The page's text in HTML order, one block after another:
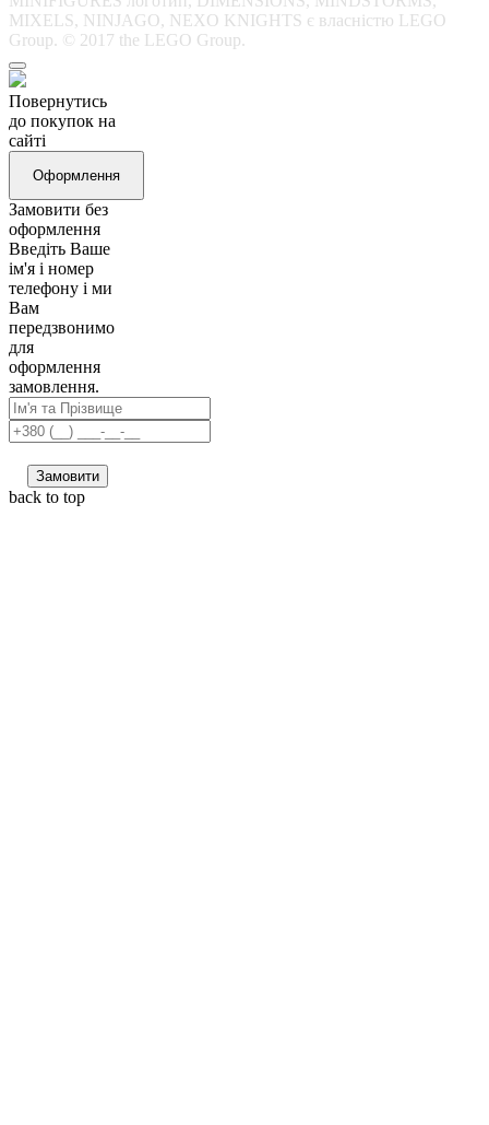
MIXELS, NINJAGO, NEXO KNIGHTS є власністю LEGO
Group. © 2017 the LEGO Group.
Повернутись
до покупок на
сайті
Оформлення
Замовити без
оформлення
Введіть Ваше
ім'я і номер
телефону і ми
Вам
передзвонимо
для
оформлення
замовлення.
Замовити
back to top